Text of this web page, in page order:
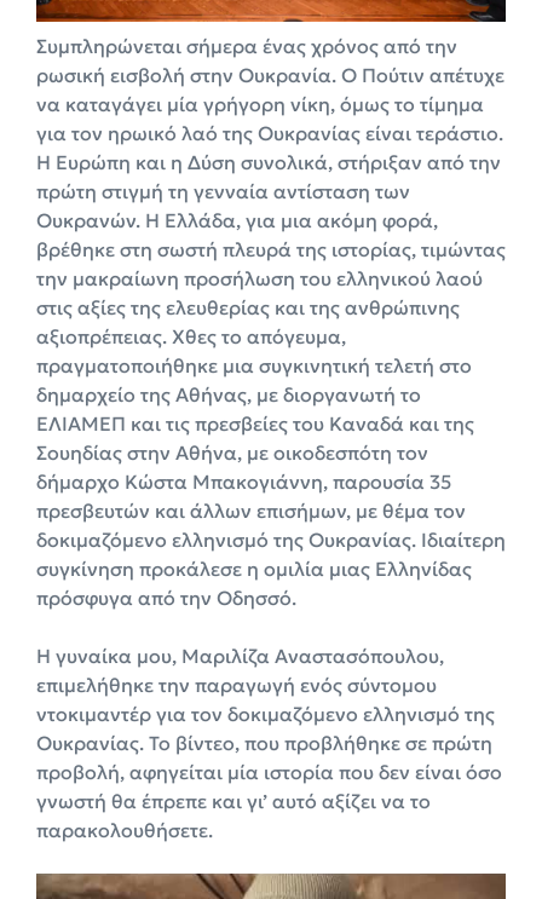
Συμπληρώνεται σήμερα ένας χρόνος από την
ρωσική εισβολή στην Ουκρανία. Ο Πούτιν απέτυχε
να καταγάγει μία γρήγορη νίκη, όμως το τίμημα
για τον ηρωικό λαό της Ουκρανίας είναι τεράστιο.
Η Ευρώπη και η Δύση συνολικά, στήριξαν από την
πρώτη στιγμή τη γενναία αντίσταση των
Ουκρανών. Η Ελλάδα, για μια ακόμη φορά,
βρέθηκε στη σωστή πλευρά της ιστορίας, τιμώντας
την μακραίωνη προσήλωση του ελληνικού λαού
στις αξίες της ελευθερίας και της ανθρώπινης
αξιοπρέπειας. Χθες το απόγευμα,
πραγματοποιήθηκε μια συγκινητική τελετή στο
δημαρχείο της Αθήνας, με διοργανωτή το
ΕΛΙΑΜΕΠ και τις πρεσβείες του Καναδά και της
Σουηδίας στην Αθήνα, με οικοδεσπότη τον
δήμαρχο Κώστα Μπακογιάννη, παρουσία 35
πρεσβευτών και άλλων επισήμων, με θέμα τον
δοκιμαζόμενο ελληνισμό της Ουκρανίας. Ιδιαίτερη
συγκίνηση προκάλεσε η ομιλία μιας Ελληνίδας
πρόσφυγα από την Οδησσό.
Η γυναίκα μου, Μαριλίζα Αναστασόπουλου,
επιμελήθηκε την παραγωγή ενός σύντομου
ντοκιμαντέρ για τον δοκιμαζόμενο ελληνισμό της
Ουκρανίας. Το βίντεο, που προβλήθηκε σε πρώτη
προβολή, αφηγείται μία ιστορία που δεν είναι όσο
γνωστή θα έπρεπε και γι’ αυτό αξίζει να το
παρακολουθήσετε.